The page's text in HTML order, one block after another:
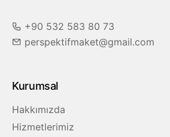
+90 532 583 80 73
perspektifmaket@gmail.com
Kurumsal
Hakkımızda
Hizmetlerimiz